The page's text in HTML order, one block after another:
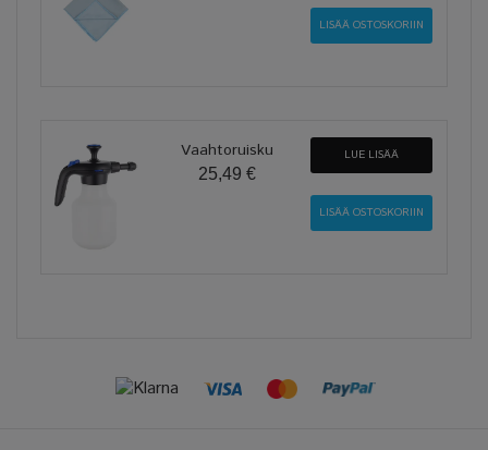
Vaahtoruisku
25,49 €
LUE LISÄÄ